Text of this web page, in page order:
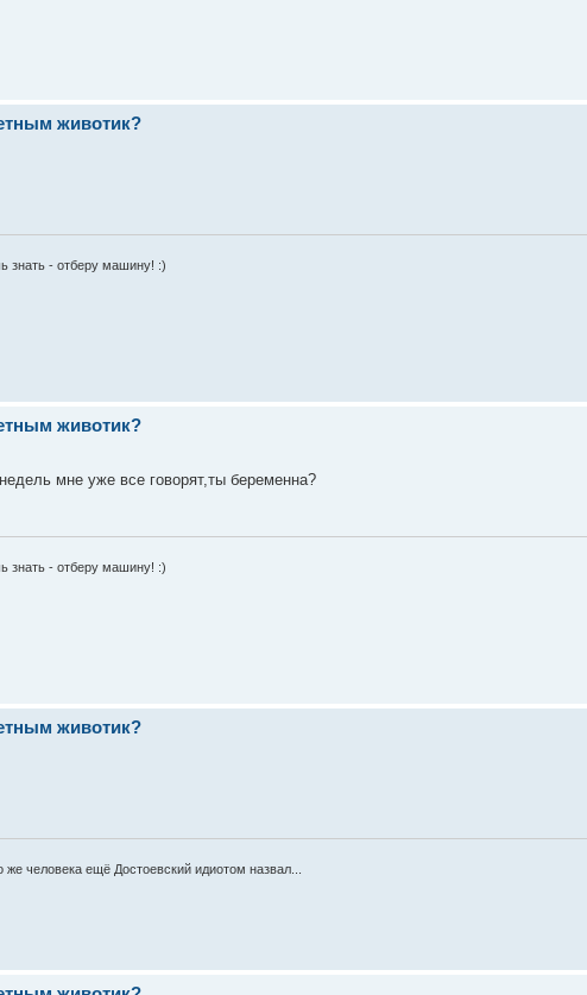
животик?
знать - отберу машину! :)
животик?
мне уже все говорят,ты беременна?
знать - отберу машину! :)
животик?
человека ещё Достоевский идиотом назвал...